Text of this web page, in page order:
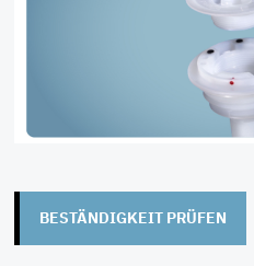
M53
BESTÄNDIGKEIT PRÜFEN